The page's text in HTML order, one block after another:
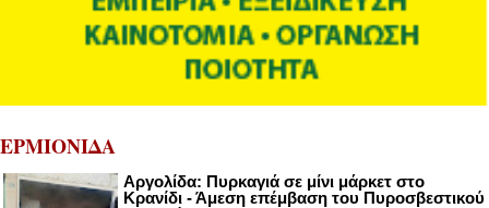
ΕΡΜΙΟΝΙΔΑ
Αργολίδα: Πυρκαγιά σε μίνι μάρκετ στο
Κρανίδι - Άμεση επέμβαση του Πυροσβεστικού